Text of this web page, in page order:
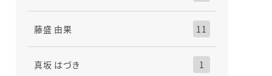
藤盛 由果 11
真坂 はづき 1